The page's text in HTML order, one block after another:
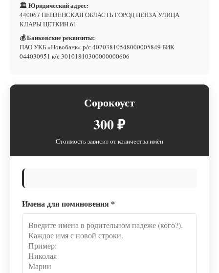
🏛 Юридический адрес:
440067 ПЕНЗЕНСКАЯ ОБЛАСТЬ ГОРОД ПЕНЗА УЛИЦА
КЛАРЫ ЦЕТКИН 61
💰 Банковские реквизиты:
ПАО УКБ «Новобанк» р/с 40703810548000005849 БИК
044030951 к/с 30101810300000000606
Сорокоуст
300 ₽
Стоимость зависит от количества имён
Имена для поминовения *